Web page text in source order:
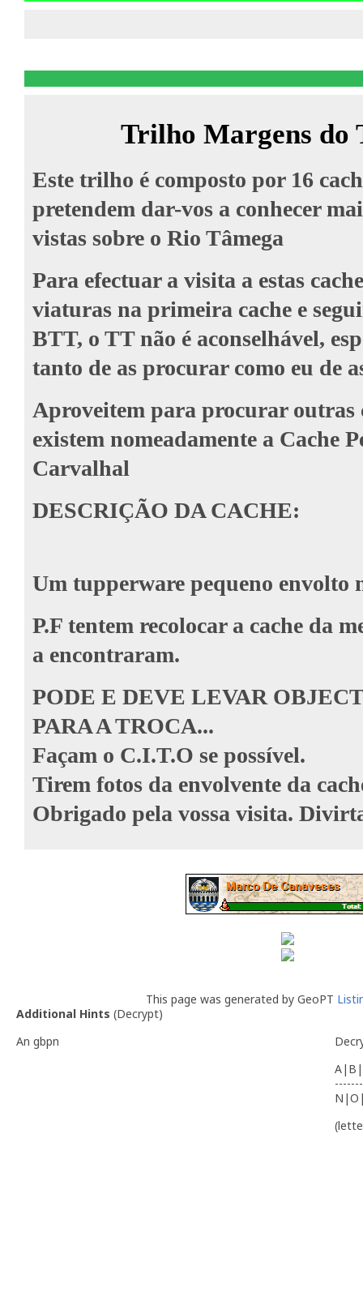
Trilho Margens do
Este trilho é composto por 16
pretendem dar-vos a conhecer
vistas sobre o Rio Tâmega
Para efectuar a visita a estas
viaturas na primeira cache e
BTT, o TT não é aconselhável,
tanto de as procurar como eu de
Aproveitem para procurar outras
existem nomeadamente a Cache
Carvalhal
DESCRIÇÃO DA CACHE:
Um tupperware pequeno envolto
P.F tentem recolocar a cache da
a encontraram.
PODE E DEVE LEVAR
PARA A TROCA...
Façam o C.I.T.O se possível.
Tirem fotos da envolvente da
Obrigado pela vossa visita.
This page was generated by GeoPT
Additional Hints (Decrypt)
An gbpn